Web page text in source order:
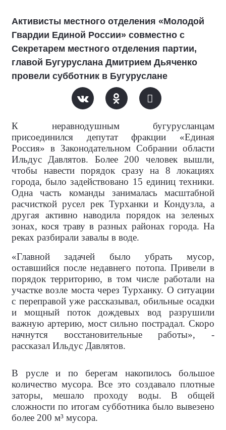
Активисты местного отделения «Молодой
Гвардии Единой России» совместно с
Секретарем местного отделения партии,
главой Бугуруслана Дмитрием Дьяченко
провели субботник в Бугуруслане
К неравнодушным бугурусланцам
присоединился депутат фракции «Единая
Россия» в Законодательном Собрании области
Ильдус Давлятов. Более 200 человек вышли,
чтобы навести порядок сразу на 8 локациях
города, было задействовано 15 единиц техники.
Одна часть команды занималась масштабной
расчисткой русел рек Турханки и Кондузла, а
другая активно наводила порядок на зеленых
зонах, кося траву в разных районах города. На
реках разбирали завалы в воде.
«Главной задачей было убрать мусор,
оставшийся после недавнего потопа. Привели в
порядок территорию, в том числе работали на
участке возле моста через Турханку. О ситуации
с переправой уже рассказывал, обильные осадки
и мощный поток дождевых вод разрушили
важную артерию, мост сильно пострадал. Скоро
начнутся восстановительные работы», -
рассказал Ильдус Давлятов.
В русле и по берегам накопилось большое
количество мусора. Все это создавало плотные
заторы, мешало проходу воды. В общей
сложности по итогам субботника было вывезено
более 200 м³ мусора.